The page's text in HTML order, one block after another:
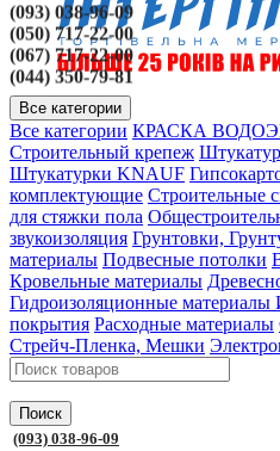
(093) 038-96-09
(050) 717-22-00
(067) 717-22-00
(044) 350-79-81
Все категории
Все категории КРАСКА
Строительный крепеж
Штукатурки KNAUF
комплектующие Строительные
для стяжки пола
звукоизоляция Грунтовки,
материалы Подвесные потолки
Кровельные материалы
Гидроизоляционные материалы
покрытия Расходные материалы
Стрейч-Пленка, Мешки
Поиск
(093) 038-96-09